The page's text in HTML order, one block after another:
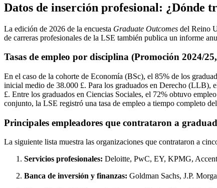
Datos de inserción profesional: ¿Dónde
La edición de 2026 de la encuesta Graduate Outcomes del Reino
de carreras profesionales de la LSE también publica un informe
Tasas de empleo por disciplina (Promoción 2024/
En el caso de la cohorte de Economía (BSc), el 85% de los
inicial medio de 38.000 £. Para los graduados en Derecho (LLB),
£. Entre los graduados en Ciencias Sociales, el 72% obtuvo
conjunto, la LSE registró una tasa de empleo a tiempo completo
Principales empleadores que contrataron a
La siguiente lista muestra las organizaciones que contrataron a
Servicios profesionales: Deloitte, PwC, EY, KPMG,
Banca de inversión y finanzas: Goldman Sachs, J.P.